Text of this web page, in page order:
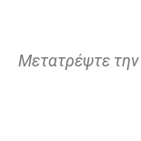
Μετατρέψτε την